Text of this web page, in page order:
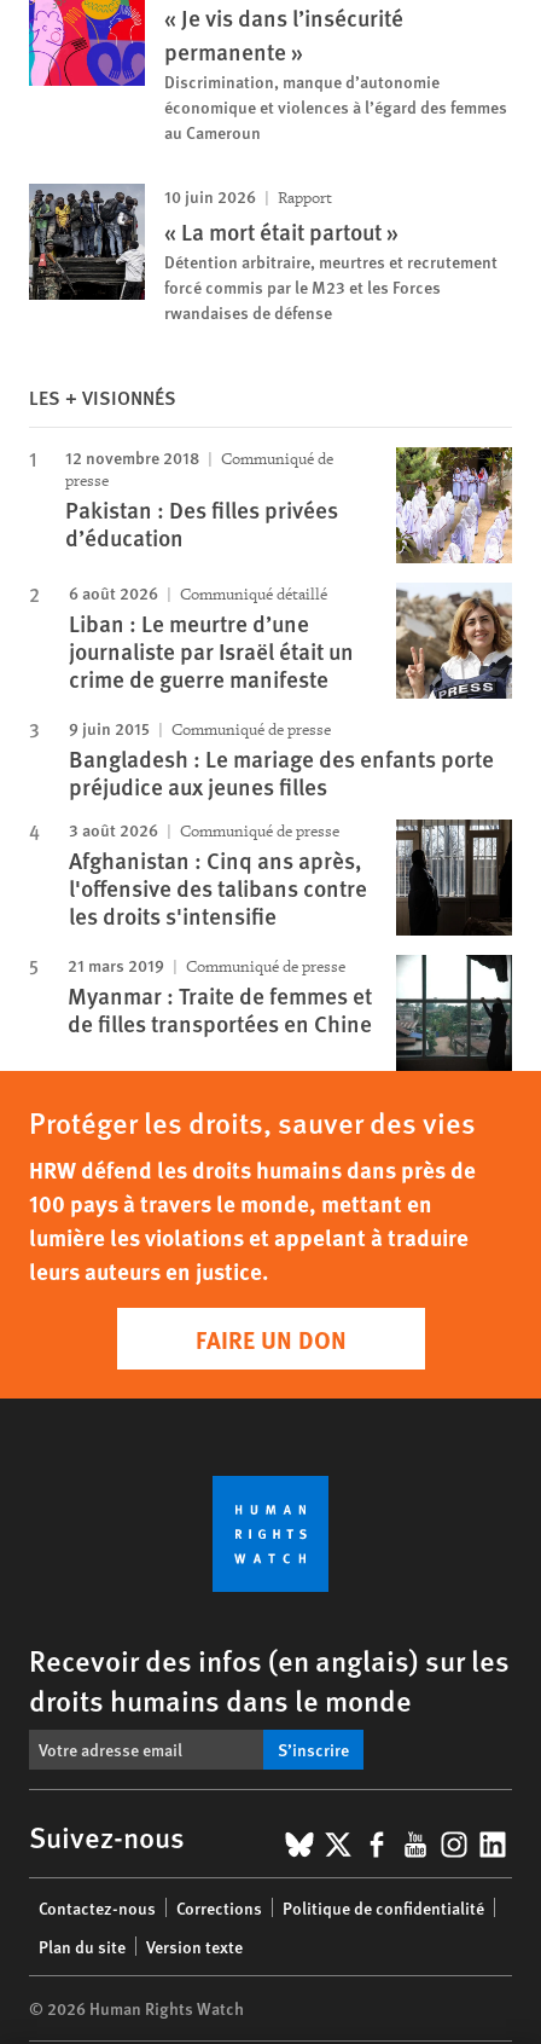
« Je vis dans l’insécurité
permanente »
Discrimination, manque d’autonomie
économique et violences à l’égard des femmes
au Cameroun
10 juin 2026 Rapport
« La mort était partout »
Détention arbitraire, meurtres et recrutement
forcé commis par le M23 et les Forces
rwandaises de défense
LES + VISIONNÉS
12 novembre 2018
Communiqué de
presse
Pakistan : Des filles privées
d’éducation
6 août 2026 Communiqué détaillé
Liban : Le meurtre d’une
journaliste par Israël était un
crime de guerre manifeste
9 juin 2015 Communiqué de presse
Bangladesh : Le mariage des enfants porte
préjudice aux jeunes filles
3 août 2026 Communiqué de presse
Afghanistan : Cinq ans après,
l'offensive des talibans contre
les droits s'intensifie
21 mars 2019 Communiqué de presse
Myanmar : Traite de femmes et
de filles transportées en Chine
Protéger les droits, sauver des vies
HRW défend les droits humains dans près de
100 pays à travers le monde, mettant en
lumière les violations et appelant à traduire
leurs auteurs en justice.
FAIRE UN DON
Recevoir des infos (en anglais) sur les
droits humains dans le monde
S’inscrire
Suivez-nous BlueSky
X Facebook
YouTube
menu
Contactez-nous Corrections
Politique de confidentialité
Plan du site
Version texte
© 2026 Human Rights Watch